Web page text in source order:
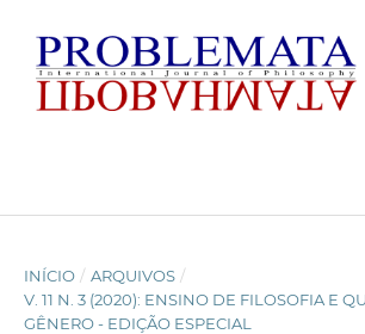
INÍCIO / ARQUIVOS /
V. 11 N. 3 (2020): ENSINO DE FILOSOFIA E
GÊNERO - EDIÇÃO ESPECIAL